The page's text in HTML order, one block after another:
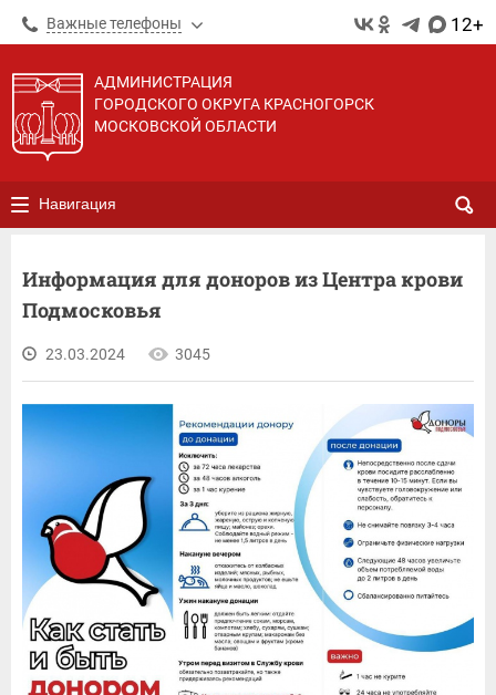
Важные телефоны 12+
АДМИНИСТРАЦИЯ
ГОРОДСКОГО ОКРУГА КРАСНОГОРСК
МОСКОВСКОЙ ОБЛАСТИ
Навигация
Информация для доноров из Центра крови
Подмосковья
23.03.2024 3045